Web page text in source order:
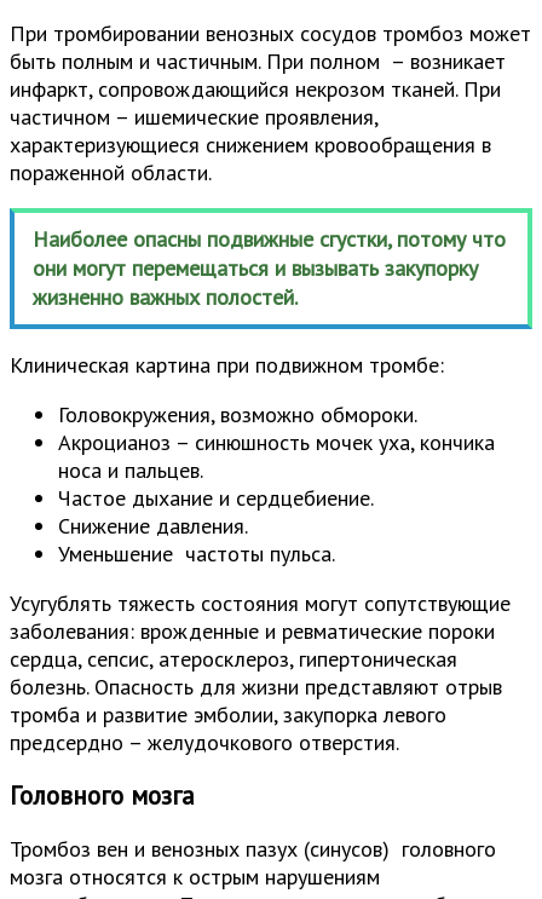
При тромбировании венозных сосудов тромбоз может
быть полным и частичным. При полном – возникает
инфаркт, сопровождающийся некрозом тканей. При
частичном – ишемические проявления,
характеризующиеся снижением кровообращения в
пораженной области.
Наиболее опасны подвижные сгустки, потому что
они могут перемещаться и вызывать закупорку
жизненно важных полостей.
Клиническая картина при подвижном тромбе:
Головокружения, возможно обмороки.
Акроцианоз – синюшность мочек уха, кончика
носа и пальцев.
Частое дыхание и сердцебиение.
Снижение давления.
Уменьшение частоты пульса.
Усугублять тяжесть состояния могут сопутствующие
заболевания: врожденные и ревматические пороки
сердца, сепсис, атеросклероз, гипертоническая
болезнь. Опасность для жизни представляют отрыв
тромба и развитие эмболии, закупорка левого
предсердно – желудочкового отверстия.
Головного мозга
Тромбоз вен и венозных пазух (синусов) головного
мозга относятся к острым нарушениям